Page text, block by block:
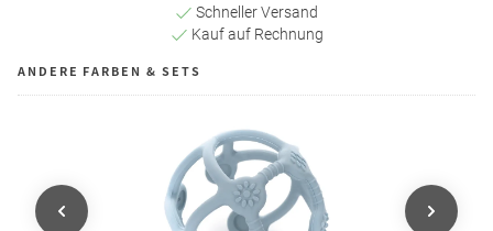
Schneller Versand
Kauf auf Rechnung
ANDERE FARBEN & SETS